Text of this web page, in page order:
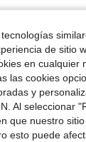
m
de sitio
en cualquier
las cookies
y
Al seleccionar
que nuestro
esto puede